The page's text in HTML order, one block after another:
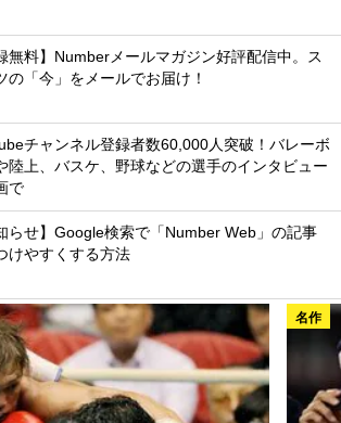
無料】Numberメールマガジン好評配信中。ス
の「今」をメールでお届け！
チャンネル登録者数60,000人突破！バレーボ
陸上、バスケ、野球などの選手のインタビュー
で
らせ】Google検索で「Number Web」の記事
けやすくする方法
名作